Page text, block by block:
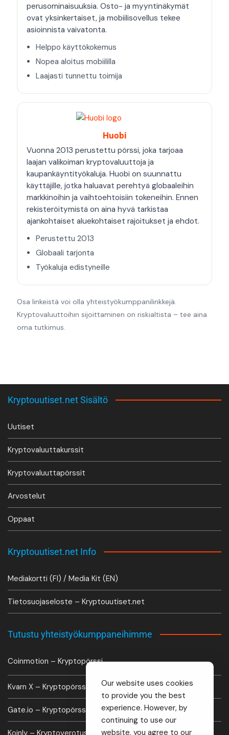
perusominaisuuksia. Osto- ja myyntinäkymät
ovat yksinkertaiset, ja mobiilisovellus tekee
asioinnista vaivatonta.
Helppo käyttökokemus
Nopea aloitus mobiililla
Laajasti tunnettu toimija
Huobi
Vuonna 2013 perustettu pörssi, joka tarjoaa
laajan valikoiman kryptovaluuttoja ja
kaupankäyntityökaluja. Huobi on suunnattu
käyttäjille, jotka haluavat perehtyä globaaleihin
markkinoihin ja vaihtoehtoisiin tokeneihin. Ennen
rekisteröitymistä on aina hyvä tarkistaa
ajankohtaiset aluekohtaiset rajoitukset ja ehdot.
Perustettu 2013
Globaali tarjonta
Työkaluja edistyneille
Osa linkeistä voi olla yhteistyökumppanilinkkejä.
Kryptovaluuttoihin sijoittaminen on riskialtista – tee aina
oma tutkimus.
Kryptouutiset.net Sisältö
Uutiset
Kryptovaluuttakurssit
Kryptovaluuttapörssit
Arvostelut
Oppaat
Kryptouutiset.net Info
Mediakortti (FI) / Media Kit (EN)
Tietosuojaseloste – Kryptouutiset.net
Tutustu yhteistyökumppaneihimme
Coinmotion – Kryptopörssi
Kvarn X – Kryptopörssi
Gate.io – Kryptopörssi
Koinly – Kryptoverotus laskuri
Our website uses cookies
to provide you the best
experience. However, by
continuing to use our
website, you agree to our